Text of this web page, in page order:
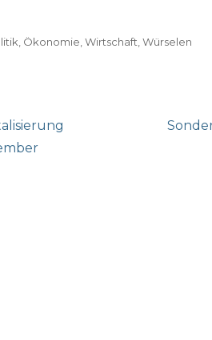
Ökonomie Wirtschaft Würselen